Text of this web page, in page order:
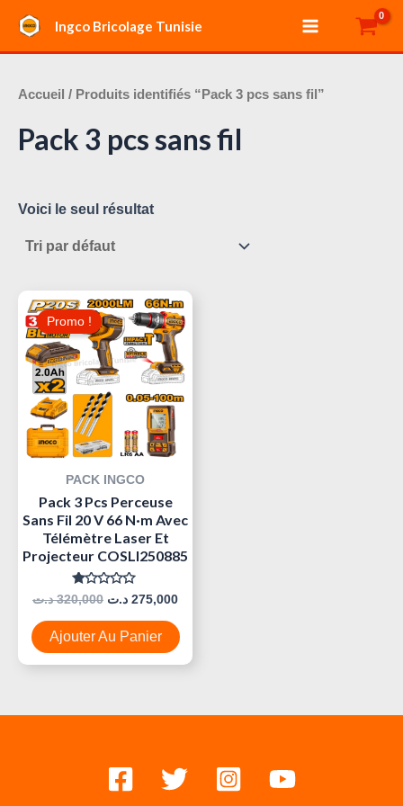
contenu
Ingco Bricolage Tunisie
Main
Menu
Accueil / Produits identifiés “Pack 3 pcs sans fil”
Pack 3 pcs sans fil
Voici le seul résultat
Promo !
PACK INGCO
Pack 3 Pcs Perceuse
Sans Fil 20 V 66 N·m Avec
Télémètre Laser Et
Projecteur COSLI250885
Note
0
Sur
5
320,000 د.ت
Le
Prix
Initial
Était :
320,000 د.ت.
275,000 د.ت
Le
Prix
Actuel
Ajouter Au Panier